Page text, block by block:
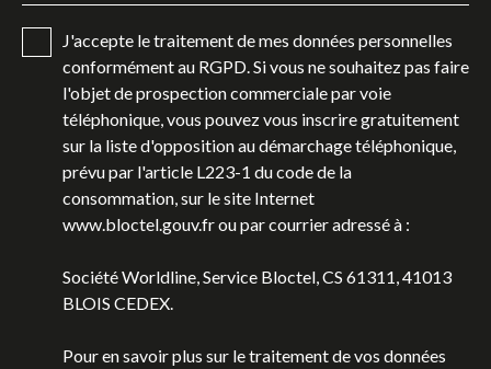
J'accepte le traitement de mes données personnelles
conformément au RGPD. Si vous ne souhaitez pas faire
l'objet de prospection commerciale par voie
téléphonique, vous pouvez vous inscrire gratuitement
sur la liste d'opposition au démarchage téléphonique,
prévu par l'article L223-1 du code de la
consommation, sur le site Internet
www.bloctel.gouv.fr ou par courrier adressé à :
Société Worldline, Service Bloctel, CS 61311, 41013
BLOIS CEDEX.
Pour en savoir plus sur le traitement de vos données